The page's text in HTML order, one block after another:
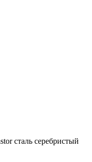
сталь серебристый